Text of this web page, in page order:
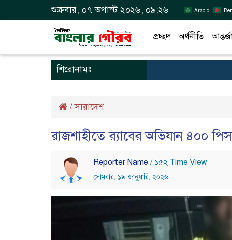
শুক্রবার, ০৭ অগাস্ট ২০২৬, ০৯:২৬ Arabic
প্রচ্ছদ অর্থনীতি
শিরোনামঃ
/সারাদেশ
রাজশাহীতে র‍্যাবের অভিযান ৪০০
Reporter Name / ১৫২ Time View
সোমবার, ১৯ জানুয়ারি, ২০২৬